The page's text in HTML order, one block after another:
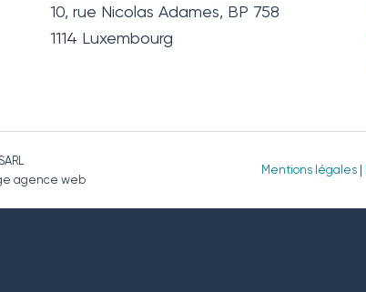
10, rue Nicolas Adames, BP 758
1114 Luxembourg
agence web
Mentions légales|